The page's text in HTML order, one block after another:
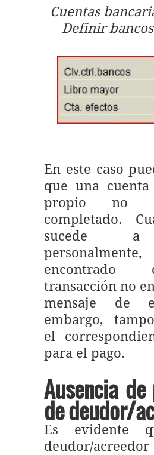
Cuentas
Definir
En este caso
que una
propio no
completado.
sucede a
transacción no
mensaje de
embargo,
el
para el pago.
Ausencia
de deudor/
Es evidente
deudor/